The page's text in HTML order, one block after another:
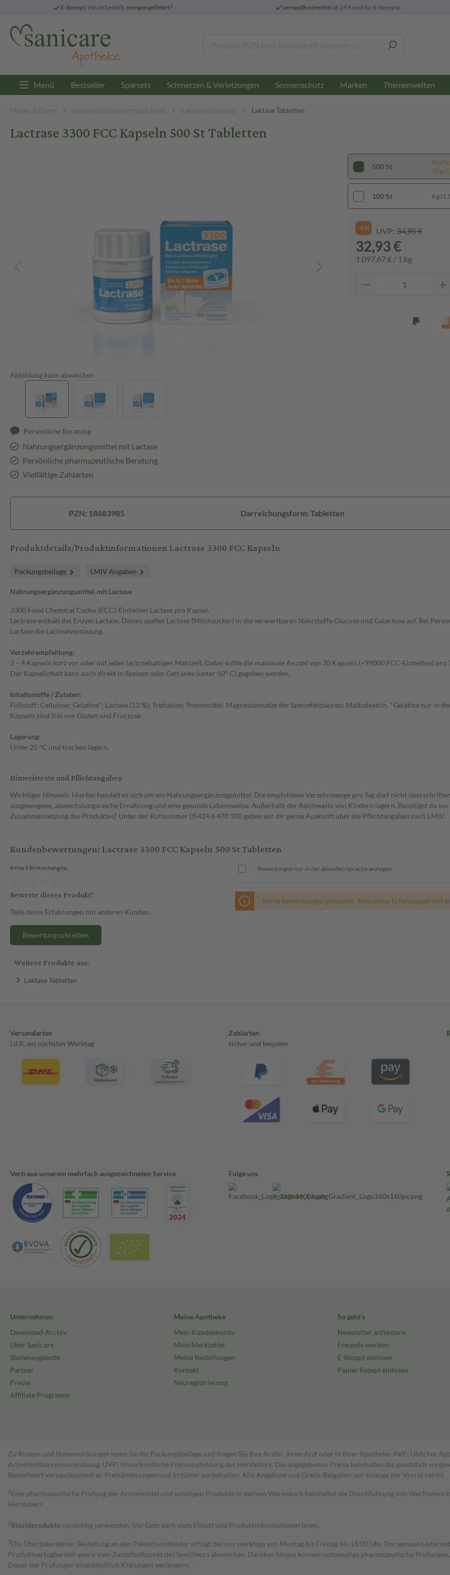
E-Rezept: Heute bestellt, morgen geliefert3 versandkostenfreiab 29 € und für E-Rezepte
Menü Bestseller Sparsets Schmerzen & Verletzungen Sonnenschutz Marken Themenwelten
Magen & Darm Lebensmittelunverträglichkeit Laktoseintoleranz Laktase Tabletten
Lactrase 3300 FCC Kapseln 500 St Tabletten
Abbildung kann abweichen
Persönliche Beratung
Nahrungsergänzungsmittel mit Lactase
Persönliche pharmazeutische Beratung
Vielfältige Zahlarten
500 St
30 g
100 St 6 g
-6% UVP: 34,95 €
32,93 €
1.097,67 € / 1 kg
PZN: 18683985 Darreichungsform: Tabletten
Produktdetails/Produktinformationen Lactrase 3300 FCC Kapseln
Packungsbeilage LMIV Angaben
Nahrungsergänzungsmittel mit Lactase
3300 Food Chemical Codex (FCC)-Einheiten Lactase pro Kapsel.
Lactrase enthält das Enzym Lactase. Dieses spaltet Lactose (Milchzucker) in die verwertbaren Nährstoffe Glucose und Galactose auf. Bei
Lactase die Lactoseverdauung.
Verzehrempfehlung:
2 – 4 Kapseln kurz vor oder mit jeder lactosehaltigen Mahlzeit. Dabei sollte die maximale Anzahl von 30 Kapseln (=99000 FCC-Einheiten)
Der Kapselinhalt kann auch direkt in Speisen oder Getränke (unter 50° C) gegeben werden.
Inhaltsstoffe / Zutaten:
Füllstoff: Cellulose; Gelatine*; Lactase (13 %); Trehalose; Trennmittel: Magnesiumsalze der Speisefettsäuren; Maltodextrin. *Gelatine nur in
Kapseln sind frei von Gluten und Fructose.
Lagerung:
Unter 25 °C und trocken lagern.
Hinweistexte und Pflichtangaben
Wichtiger Hinweis: Hierbei handelt es sich um ein Nahrungsergänzungsmittel. Die empfohlene Verzehrmenge pro Tag darf nicht
ausgewogene, abwechslungsreiche Ernährung und eine gesunde Lebensweise. Außerhalb der Reichweite von Kindern lagern. Benötigst du
Zusammensetzung des Produktes? Unter der Rufnummer 05424 6 470 100 geben wir dir gerne Auskunft über die Pflichtangaben nach LMIV.
Kundenbewertungen: Lactrase 3300 FCC Kapseln 500 St Tabletten
0 von 0 Bewertungen
Bewerte dieses Produkt!
Teile deine Erfahrungen mit anderen Kunden.
Bewertung schreiben
Bewertungen nur in der aktuellen Sprache anzeigen.
Keine Bewertungen gefunden. Teile deine Erfahrungen mit
Weitere Produkte aus:
Laktase Tabletten
Versandarten
i.d.R. am nächsten Werktag
Zahlarten
sicher und bequem
Vertraue unserem mehrfach ausgezeichneten Service Folge uns
Unternehmen
Download-Archiv
Über Sanicare
Stellenangebote
Partner
Presse
Affiliate Programm
Meine Apotheke
Mein Kundenkonto
Mein Merkzettel
Meine Bestellungen
Kontakt
Neuregistrierung
So geht's
Newsletter anfordern
Freunde werben
E-Rezept einlösen
Papier Rezept einlösen
Zu Risiken und Nebenwirkungen lesen Sie die Packungsbeilage und fragen Sie Ihre Ärztin, Ihren Arzt oder in Ihrer Apotheke. AVP: Üblicher
Arzneimittelpreisverordnung. UVP: Unverbindliche Preisempfehlung des Herstellers. Die angegebenen Preise beinhalten die gesetzlich
Bestell­wert versand­kosten­frei. Preisänderungen und Irrtümer vorbehalten. Alle Angebote und Gratis-Beigaben nur solange der Vorrat reicht.
1 Eine pharmazeutische Prüfung der Arzneimittel und sonstigen Produkte in deinem Warenkorb beinhaltet die Durchführung von
Herstellers.
2Biozidproduktevorsichtig verwenden. Vor Gebrauch stets Etikett und Produktinformationen lesen.
3Die Übergabe deiner Bestellung an den Paketdienstleister erfolgt bei uns werktags von Montag bis Freitag bis 18:00 Uhr. Der genaue
Produktverfügbarkeit sowie vom Zustellzeitpunkt des Spediteurs abweichen. Darüber hinaus können notwendige pharmazeutische
Dauer der Prüfungen einschließlich Klärungen verlängern.